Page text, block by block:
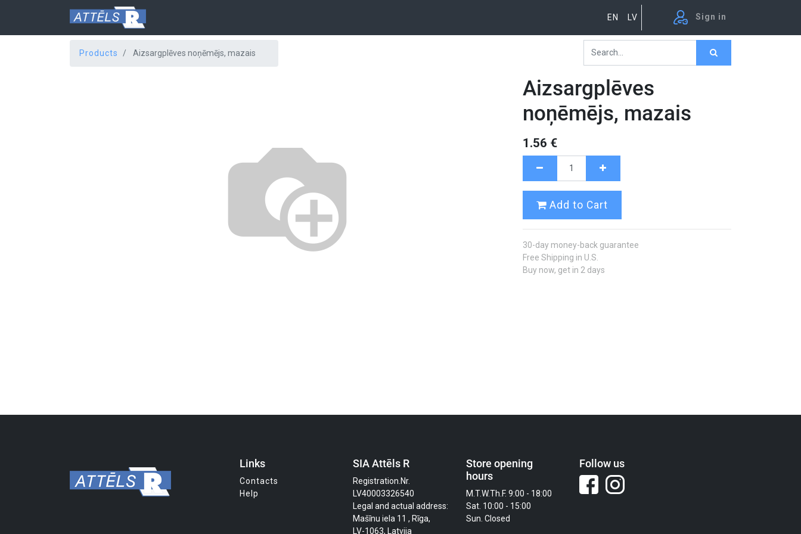
EN LV Sign in
Products Aizsargplēves noņēmējs, mazais
Aizsargplēves
noņēmējs, mazais
1.56 €
Add to Cart
30-day money-back guarantee
Free Shipping in U.S.
Buy now, get in 2 days
Links
Contacts
Help
SIA Attēls R
Registration.Nr.
LV40003326540
Legal and actual address:
Mašīnu iela 11 , Rīga,
LV-1063, Latvija
Store opening
hours
M.T.W.Th.F. 9:00 - 18:00
Sat. 10:00 - 15:00
Sun. Closed
Follow us